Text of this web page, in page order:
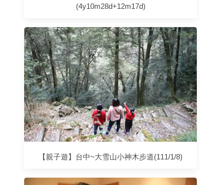
(4y10m28d+12m17d)
【親子遊】台中~大雪山小神木步道(111/1/8)